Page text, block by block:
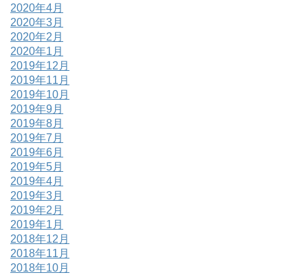
2020年4月
2020年3月
2020年2月
2020年1月
2019年12月
2019年11月
2019年10月
2019年9月
2019年8月
2019年7月
2019年6月
2019年5月
2019年4月
2019年3月
2019年2月
2019年1月
2018年12月
2018年11月
2018年10月